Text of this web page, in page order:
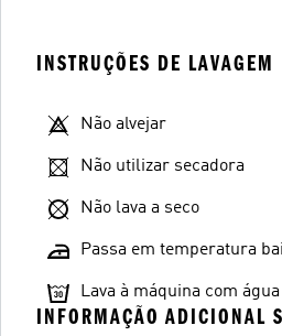
INSTRUÇÕES DE LAVAGEM
Não alvejar
Não utilizar secadora
Não lava a seco
Passa em temperatura
Lava à máquina com
INFORMAÇÃO ADICIONAL